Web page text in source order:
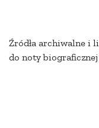
Źródła archiwalne i
do noty biograficznej